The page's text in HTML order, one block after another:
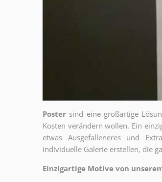
Poster sind eine großartige
Kosten verändern wollen. Ein
etwas Ausgefalleneres und
individuelle Galerie erstellen, die
Einzigartige Motive von